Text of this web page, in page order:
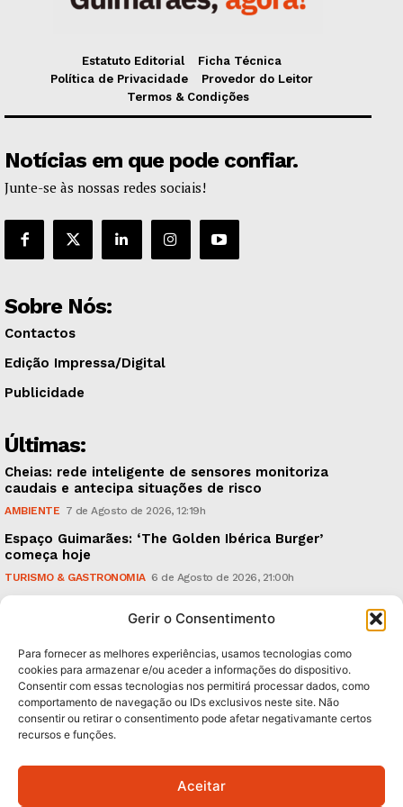
Gerir o Consentimento
Para fornecer as melhores experiências, usamos tecnologias como
cookies para armazenar e/ou aceder a informações do dispositivo.
Consentir com essas tecnologias nos permitirá processar dados, como
comportamento de navegação ou IDs exclusivos neste site. Não
consentir ou retirar o consentimento pode afetar negativamante certos
recursos e funções.
Aceitar
Estatuto Editorial
Ficha Técnica
Política de Privacidade
Provedor do Leitor
Termos & Condições
Notícias em que pode confiar.
Junte-se às nossas redes sociais!
Sobre Nós:
Contactos
Edição Impressa/Digital
Publicidade
Últimas:
Cheias: rede inteligente de sensores monitoriza
caudais e antecipa situações de risco
AMBIENTE 7 de Agosto de 2026, 12:19h
Espaço Guimarães: ‘The Golden Ibérica Burger’
começa hoje
TURISMO & GASTRONOMIA 6 de Agosto de 2026, 21:00h
Subscreva Newsletter:
QUERO ADERIR